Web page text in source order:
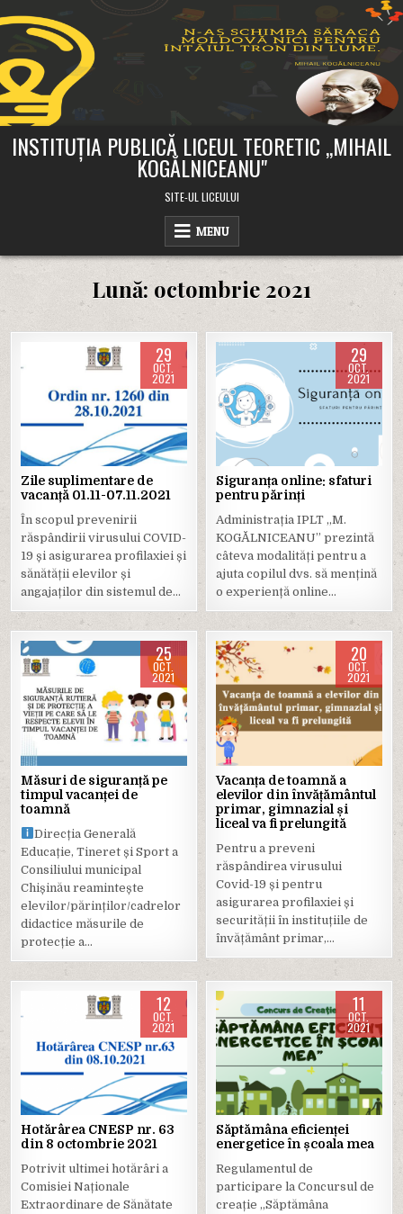
to
INSTITUȚIA PUBLICĂ LICEUL TEORETIC ,,MIHAIL
KOGĂLNICEANU"
SITE-UL LICEULUI
MENU
Lună: octombrie 2021
29
OCT.
2021
Posted
Zile suplimentare de
vacanță 01.11-07.11.2021
În scopul prevenirii
răspândirii virusului COVID-
19 și asigurarea profilaxiei și
sănătății elevilor și
angajaților din sistemul de…
29
OCT.
2021
Posted
in
Siguranța online: sfaturi
pentru părinți
Administrația IPLT ,,M.
KOGĂLNICEANU” prezintă
câteva modalități pentru a
ajuta copilul dvs. să mențină
o experiență online…
25
OCT.
2021
Posted
in
Măsuri de siguranță pe
timpul vacanței de
toamnă
Direcția Generală
Educație, Tineret și Sport a
Consiliului municipal
Chișinău reamintește
elevilor/părinților/cadrelor
didactice măsurile de
protecție a…
20
OCT.
2021
Posted
in
Vacanța de toamnă a
elevilor din învățământul
primar, gimnazial și
liceal va fi prelungită
Pentru a preveni
răspândirea virusului
Covid-19 și pentru
asigurarea profilaxiei și
securității în instituțiile de
învățământ primar,…
12
OCT.
2021
Posted
Hotărârea CNESP nr. 63
din 8 octombrie 2021
Potrivit ultimei hotărâri a
Comisiei Naționale
Extraordinare de Sănătate
11
OCT.
2021
Posted
in
Săptămâna eficienței
energetice în școala mea
Regulamentul de
participare la Concursul de
creație ,,Săptămâna